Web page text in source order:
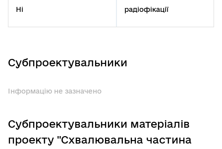
Ні радіофікації
Субпроектувальники
Інформацію не зазначено
Субпроектувальники матеріалів
проекту "Схвалювальна частина